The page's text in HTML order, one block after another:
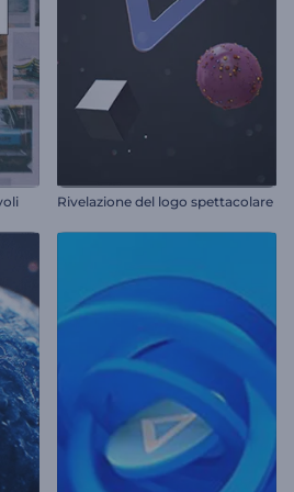
Rivelazione del logo spettacolare